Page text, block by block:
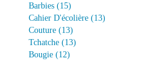
Barbies (15)
Cahier D'écolière (13)
Couture (13)
Tchatche (13)
Bougie (12)